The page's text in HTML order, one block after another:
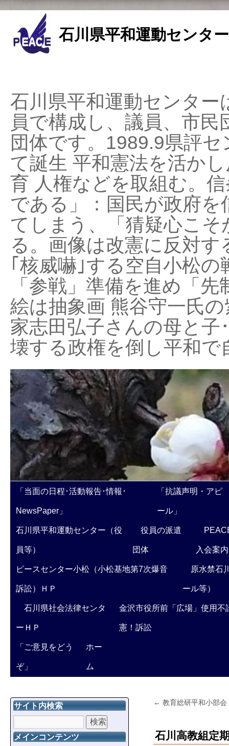
石川県平和運動センタ
石川県平和運動センタ
員で構成し、議員、市
団体です。1989.9県評
て誕生 平和憲法を活か
育 人権などを取組む。
である」：国民が政府
てしまう、「猜疑心こ
る。画像は改憲に反対
｢核威嚇｣する空自小松
「参戦」準備を進め「
絵は抽象画 熊谷守一氏
家志田弘子さんの母と子
壊する政権を倒し平和
「当面の日程･活動報告･情報･
NewsPaper」
「抗議声明・アピ
ール」
石川県平和運動センター（役
員等）
役員の派遣
団体 入会案内
ピースセンター小松（小松基地第7次爆音
訴訟）ＨＰ
原水禁石
ール等）
石川県社会法律センタ
ーＨＰ
金沢市役所前「広場」使用不
憲！訴訟
「ご意見をどう
ぞ」
ホー
ム
← 教育総研平和小部
石川高教組定
サイト内検索
メインコンテンツ